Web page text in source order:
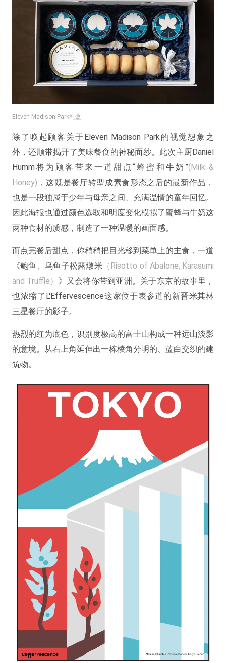
Eleven Madison Park礼盒
除了唤起顾客关于Eleven Madison Park的视觉想象之
外，还顺带揭开了美味餐食的神秘面纱。此次主厨Daniel
Humm将为顾客带来一道甜点“蜂蜜和牛奶”(Milk &
Honey) ，这既是餐厅转型成素食形态之后的最新作品，
也是一段独属于少年与母亲之间、充满温情的童年回忆。
因此海报也通过颜色选取和明度变化模拟了蜜蜂与牛奶这
两种食材的质感，制造了一种温暖的画面感。
而点完餐后甜点，你稍稍把目光移到菜单上的主食，一道
《鲍鱼、乌鱼子松露燉米 （Risotto of Abalone, Karasumi
and Truffle） 》又会将你带到亚洲。关于东京的故事里，
也浓缩了L'Effervescence这家位于表参道的新晋米其林
三星餐厅的影子。
热烈的红为底色，识别度极高的富士山构成一种远山淡影
的意境。从右上角延伸出一栋棱角分明的、蓝白交织的建
筑物。